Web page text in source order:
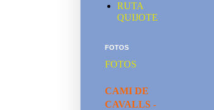
RUTA
QUIJOTE
FOTOS
FOTOS
CAMI DE
CAVALLS -